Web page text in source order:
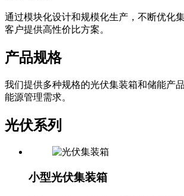
通过模块化设计和规模化生产，不断优化
客户提供高性价比方案。
产品规格
我们提供多种规格的光伏集装箱和储能产
能源管理需求。
光伏系列
小型光伏集装箱